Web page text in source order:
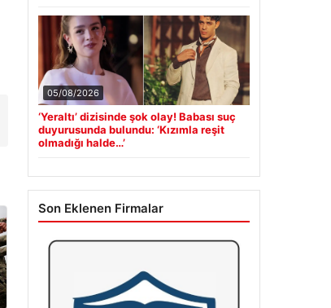
05/08/2026
‘Yeraltı’ dizisinde şok olay! Babası suç
duyurusunda bulundu: ‘Kızımla reşit
olmadığı halde…’
Son Eklenen Firmalar